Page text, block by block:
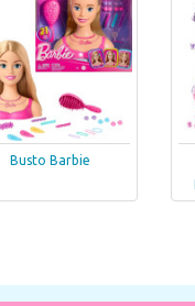
Busto Barbie